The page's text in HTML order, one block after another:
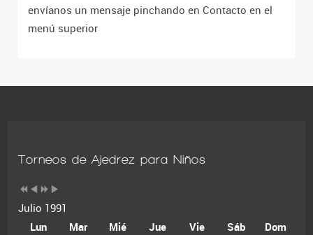
envíanos un mensaje pinchando en Contacto en el
menú superior
Torneos de Ajedrez para Niños
Julio 1991
Lun
Mar Mié Jue Vie Sáb
Dom